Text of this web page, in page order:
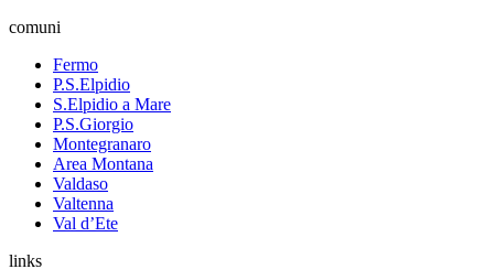
comuni
Fermo
P.S.Elpidio
S.Elpidio a Mare
P.S.Giorgio
Montegranaro
Area Montana
Valdaso
Valtenna
Val d’Ete
links